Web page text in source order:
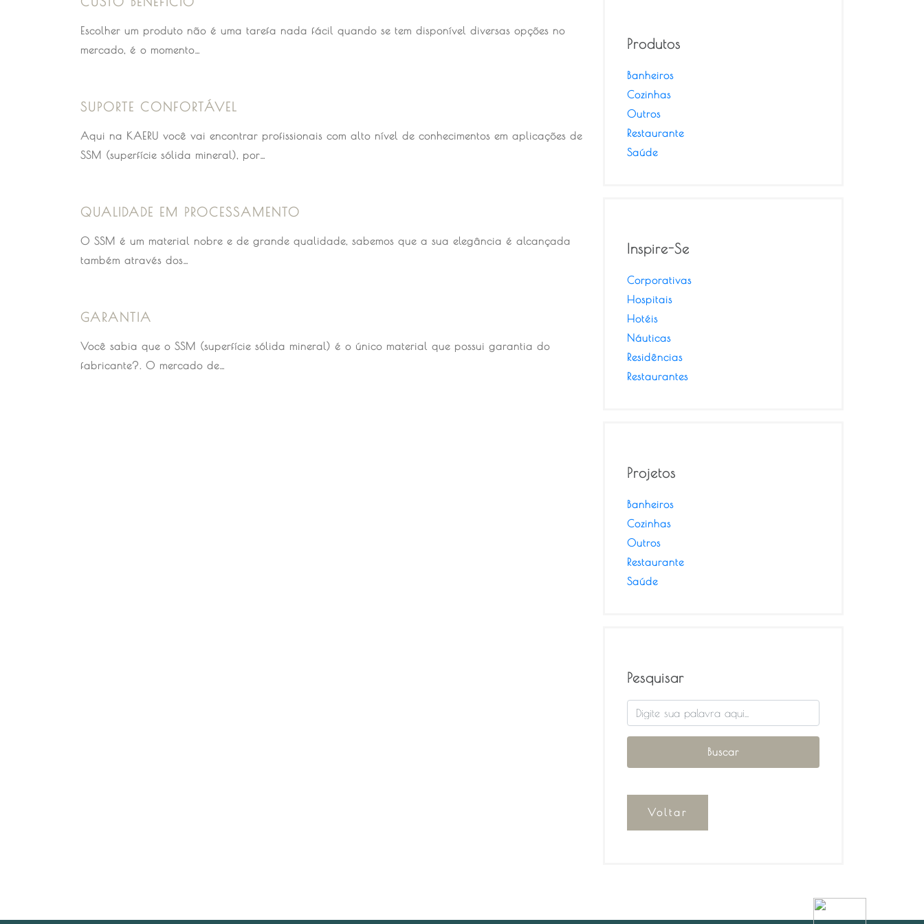
Escolher um produto não é uma tarefa nada fácil quando se tem disponível diversas opções no
mercado, é o momento…
SUPORTE CONFORTÁVEL
Aqui na KAERU você vai encontrar profissionais com alto nível de conhecimentos em aplicações de
SSM (superfície sólida mineral), por…
QUALIDADE EM PROCESSAMENTO
O SSM é um material nobre e de grande qualidade, sabemos que a sua elegância é alcançada
também através dos…
GARANTIA
Você sabia que o SSM (superfície sólida mineral) é o único material que possui garantia do
fabricante?. O mercado de…
Produtos
Banheiros
Cozinhas
Outros
Restaurante
Saúde
Inspire-Se
Corporativas
Hospitais
Hotéis
Náuticas
Residências
Restaurantes
Projetos
Banheiros
Cozinhas
Outros
Restaurante
Saúde
Pesquisar
Voltar